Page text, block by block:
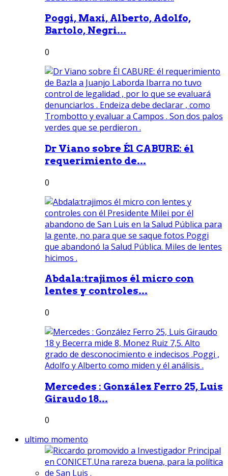
Poggi, Maxi, Alberto, Adolfo,
Bartolo, Negri...
0
Dr Viano sobre Él CABURE: él
requerimiento de...
0
Abdala:trajimos él micro con
lentes y controles...
0
Mercedes : González Ferro 25, Luis
Giraudo 18...
0
ultimo momento